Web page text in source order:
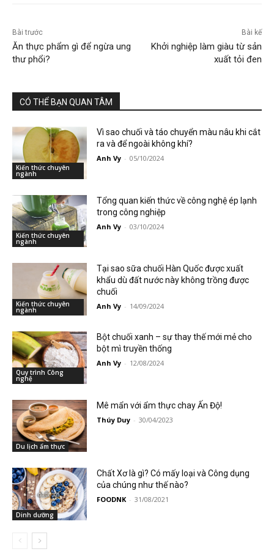
Bài trước
Ăn thực phẩm gì để ngừa ung
thư phổi?
Bài kế
Khởi nghiệp làm giàu từ sản
xuất tỏi đen
CÓ THỂ BẠN QUAN TÂM
Kiến thức chuyên
ngành
Vì sao chuối và táo chuyển màu nâu khi cắt
ra và để ngoài không khí?
Anh Vy - 05/10/2024
Kiến thức chuyên
ngành
Tổng quan kiến thức về công nghệ ép lạnh
trong công nghiệp
Anh Vy - 03/10/2024
Kiến thức chuyên
ngành
Tại sao sữa chuối Hàn Quốc được xuất
khẩu dù đất nước này không trồng được
chuối
Anh Vy - 14/09/2024
Quy trình Công
nghệ
Bột chuối xanh – sự thay thế mới mẻ cho
bột mì truyền thống
Anh Vy - 12/08/2024
Du lịch ẩm thực
Mê mẩn với ẩm thực chay Ấn Độ!
Thúy Duy - 30/04/2023
Dinh dưỡng
Chất Xơ là gì? Có mấy loại và Công dụng
của chúng như thế nào?
FOODNK - 31/08/2021